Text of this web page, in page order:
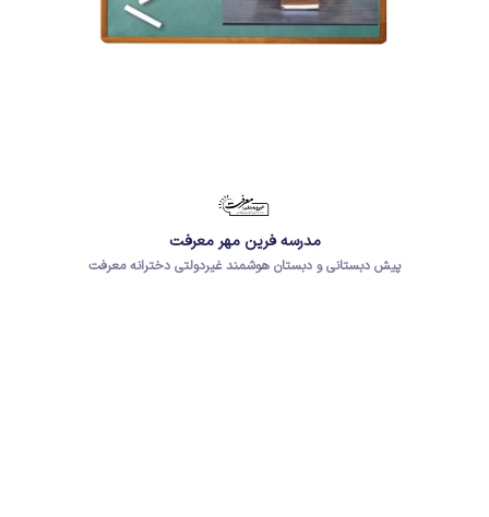
مدرسه فرین مهر معرفت
پیش دبستانی و دبستان هوشمند غیردولتی دخترانه معرفت